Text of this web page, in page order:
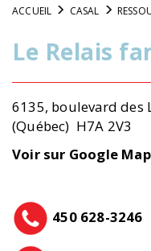
ACCUEIL CASAL
Le Relais
6135, boulevard des
(Québec) H7A 2V3
Voir sur Google
450 628-3246